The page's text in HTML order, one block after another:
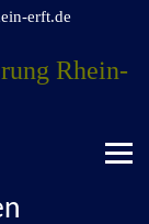
erft.de